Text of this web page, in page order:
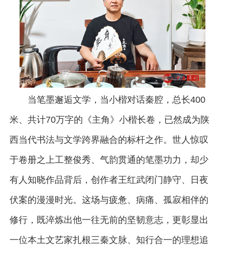
当笔墨邂逅文学，当小楷对话秦腔，总长400
米、共计70万字的《主角》小楷长卷，已然成为陕
西当代书法与文学跨界融合的标杆之作。世人惊叹
于卷册之上工整俊秀、气韵贯通的笔墨功力，却少
有人知晓作品背后，创作者王红武闭门静守、日夜
伏案的漫漫时光。这场与疲惫、病痛、孤寂相伴的
修行，既淬炼出他一往无前的坚韧意志，更彰显出
一位本土文艺家扎根三秦文脉、知行合一的理想追